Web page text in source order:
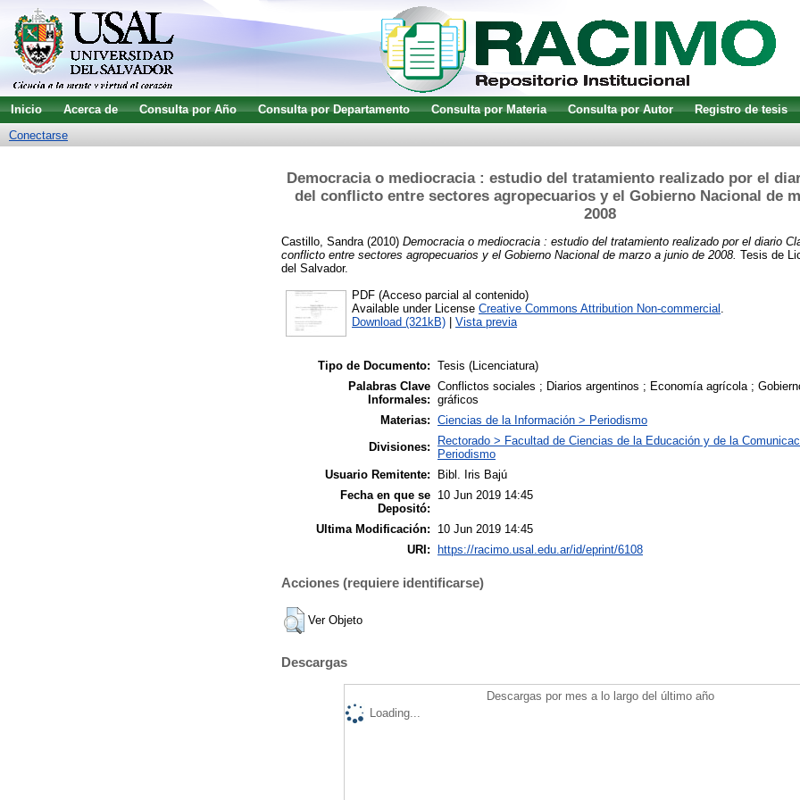
Inicio Acerca de Consulta por Año Consulta por Departamento Consulta por Materia Consulta por Autor Registro de tesis
Conectarse
Democracia o mediocracia : estudio del tratamiento realizado por el
del conflicto entre sectores agropecuarios y el Gobierno Nacional de
2008
Castillo, Sandra (2010) Democracia o mediocracia : estudio del tratamiento realizado por el diario
conflicto entre sectores agropecuarios y el Gobierno Nacional de marzo a junio de 2008. Tesis de
del Salvador.
PDF (Acceso parcial al contenido)
Available under License Creative Commons Attribution Non-commercial .
Download (321kB)
Vista previa
Tipo de Documento: Tesis (Licenciatura)
Palabras Clave
Informales:
Conflictos sociales ; Diarios argentinos ; Economía agrícola ;
gráficos
Materias: Ciencias de la Información > Periodismo
Divisiones:
Rectorado > Facultad de Ciencias de la Educación y de la
Periodismo
Usuario Remitente:
Bibl. Iris Bajú
Fecha en que se
Depositó:
10 Jun 2019 14:45
Ultima Modificación:
10 Jun 2019 14:45
URI:
https://racimo.usal.edu.ar/id/eprint/6108
Acciones (requiere identificarse)
Ver Objeto
Descargas
Descargas por mes a lo largo del último año
Loading...